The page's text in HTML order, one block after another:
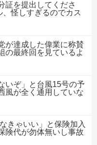
証を提出してくださ
怪しすぎるのでカス
が達成した偉業に称賛
の最終回を見ているよ
いぞ」と台風15号の予
風が全く通用していな
きゃいい」と保険加入
険代が勿体無いし事故